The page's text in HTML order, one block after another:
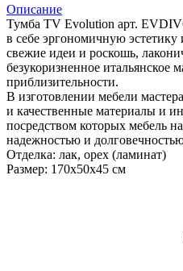
Описание
Тумба TV Evolution арт.
в себе эргономичную
свежие идеи и роскошь,
безукоризненное итальянское
приблизительности.
В изготовлении мебели
и качественные материалы и
посредством которых мебель
надежностью и
Отделка: лак, орех (ламинат)
Размер: 170х50х45 см